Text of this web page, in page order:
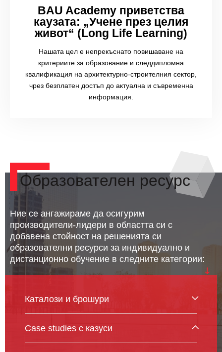
BAU Academy приветства
каузата: „Учене през целия
живот“ (Long Life Learning)
Нашата цел е непрекъснато повишаване на
критериите за образование и следдипломна
квалификация на архитектурно-строителния сектор,
чрез безплатен достъп до актуална и съвременна
информация.
Образователен ресурс
Ние се ангажираме да осигурим
производители-лидери в областта си с
добавена стойност на решенията си
образователни ресурси за индивидуално и
дистанционно обучение в следните категории:
Каталози и брошури
Case studies с казуси